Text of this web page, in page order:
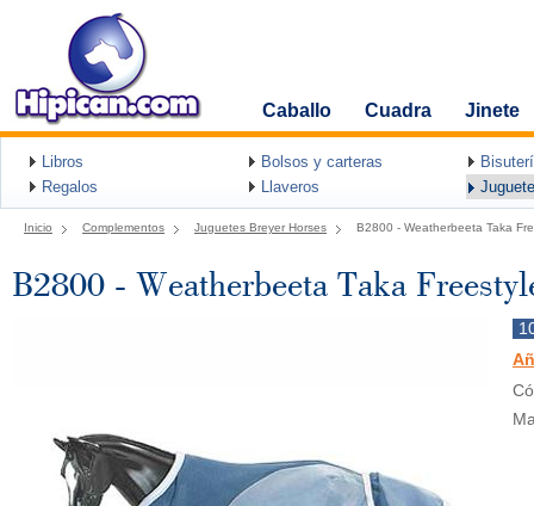
Caballo Cuadra Jinete
Libros Bolsos y carteras
Regalos
Llaveros
Inicio Complementos Juguetes Breyer Horses B2800 - Weatherbeeta Taka
B2800 - Weatherbeeta Taka